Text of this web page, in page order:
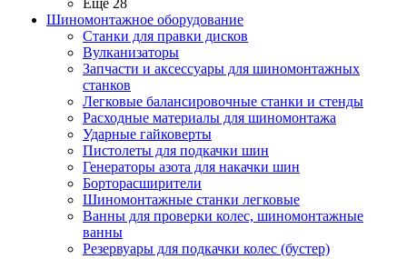
Ещё 28
Шиномонтажное оборудование
Станки для правки дисков
Вулканизаторы
Запчасти и аксессуары для шиномонтажных
станков
Легковые балансировочные станки и стенды
Расходные материалы для шиномонтажа
Ударные гайковерты
Пистолеты для подкачки шин
Генераторы азота для накачки шин
Борторасширители
Шиномонтажные станки легковые
Ванны для проверки колес, шиномонтажные
ванны
Резервуары для подкачки колес (бустер)